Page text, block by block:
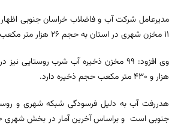
مدیرعامل شرکت آب و فاضلاب خراسان جنوبی
۱۱ مخزن شهری در استان به حجم ۲۶ هزار متر مکعب در دست ساخت است.
هزار و ۴۳۰ متر مکعب حجم ذخیره دارد.
هدررفت آب به دلیل فرسودگی شبکه شهری و